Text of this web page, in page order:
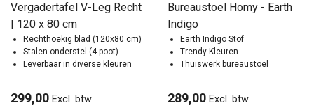
Vergadertafel V-Leg Recht
| 120 x 80 cm
Rechthoekig blad (120x80 cm)
Stalen onderstel (4-poot)
Leverbaar in diverse kleuren
299,00 Excl. btw
Bureaustoel Homy - Earth
Indigo
Earth Indigo Stof
Trendy Kleuren
Thuiswerk bureaustoel
289,00 Excl. btw